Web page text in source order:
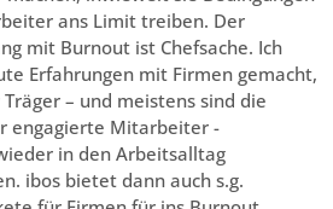
ans Limit treiben. Der
mit Burnout ist Chefsache. Ich
Erfahrungen mit Firmen gemacht,
– und meistens sind die
engagierte Mitarbeiter -
in den Arbeitsalltag
ibos bietet dann auch s.g.